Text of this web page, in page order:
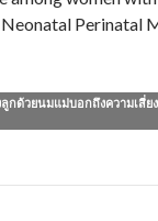
Perinatal
กด้วยนมแม่บอกถึงความเสี่ย